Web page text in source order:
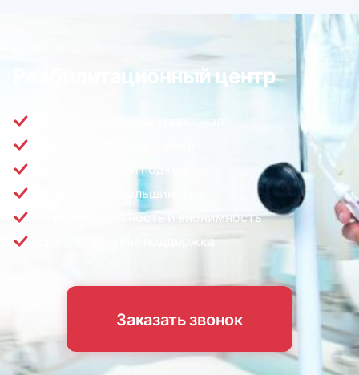
Реабилитационный центр
Квалифицированный персонал
Индивидуальный подход
Нас выбирает большинство
Конфиденциальность и анонимность
Психологическая поддержка
Заказать звонок